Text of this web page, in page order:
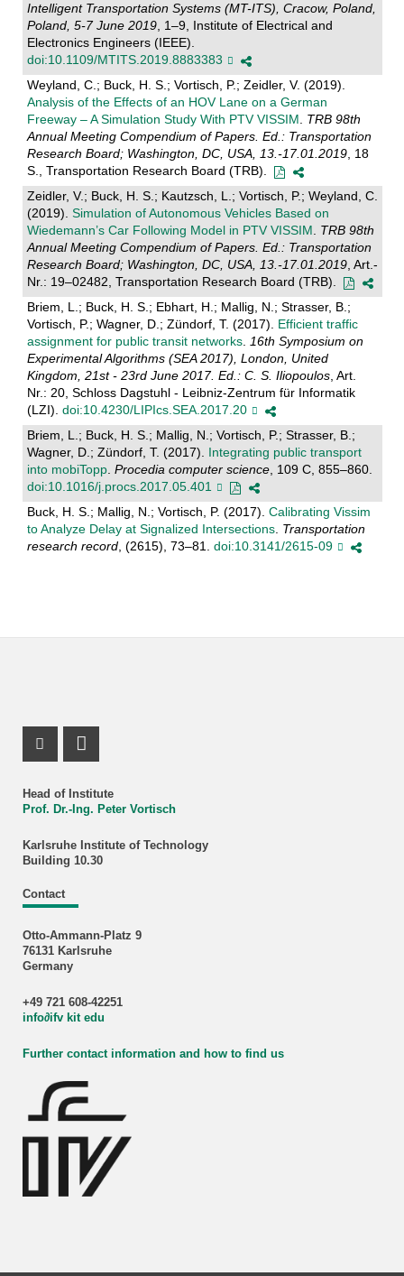
Intelligent Transportation Systems (MT-ITS), Cracow, Poland,
Poland, 5-7 June 2019, 1–9, Institute of Electrical and
Electronics Engineers (IEEE).
doi:10.1109/MTITS.2019.8883383
Weyland, C.; Buck, H. S.; Vortisch, P.; Zeidler, V. (2019).
Analysis of the Effects of an HOV Lane on a German
Freeway – A Simulation Study With PTV VISSIM. TRB 98th
Annual Meeting Compendium of Papers. Ed.: Transportation
Research Board; Washington, DC, USA, 13.-17.01.2019, 18
S., Transportation Research Board (TRB).
Zeidler, V.; Buck, H. S.; Kautzsch, L.; Vortisch, P.; Weyland, C.
(2019). Simulation of Autonomous Vehicles Based on
Wiedemann’s Car Following Model in PTV VISSIM. TRB 98th
Annual Meeting Compendium of Papers. Ed.: Transportation
Research Board; Washington, DC, USA, 13.-17.01.2019, Art.-
Nr.: 19–02482, Transportation Research Board (TRB).
Briem, L.; Buck, H. S.; Ebhart, H.; Mallig, N.; Strasser, B.;
Vortisch, P.; Wagner, D.; Zündorf, T. (2017). Efficient traffic
assignment for public transit networks. 16th Symposium on
Experimental Algorithms (SEA 2017), London, United
Kingdom, 21st - 23rd June 2017. Ed.: C. S. Iliopoulos, Art.
Nr.: 20, Schloss Dagstuhl - Leibniz-Zentrum für Informatik
(LZI). doi:10.4230/LIPIcs.SEA.2017.20
Briem, L.; Buck, H. S.; Mallig, N.; Vortisch, P.; Strasser, B.;
Wagner, D.; Zündorf, T. (2017). Integrating public transport
into mobiTopp. Procedia computer science, 109 C, 855–860.
doi:10.1016/j.procs.2017.05.401
Buck, H. S.; Mallig, N.; Vortisch, P. (2017). Calibrating Vissim
to Analyze Delay at Signalized Intersections. Transportation
research record, (2615), 73–81. doi:10.3141/2615-09
Head of Institute
Prof. Dr.-Ing. Peter Vortisch
Karlsruhe Institute of Technology
Building 10.30
Contact
Otto-Ammann-Platz 9
76131 Karlsruhe
Germany
+49 721 608-42251
info∂ifv kit edu
Further contact information and how to find us
ResearchGate Profile
LinkedIn Profile